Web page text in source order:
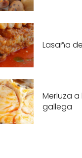
Lasaña
Merluza a
gallega